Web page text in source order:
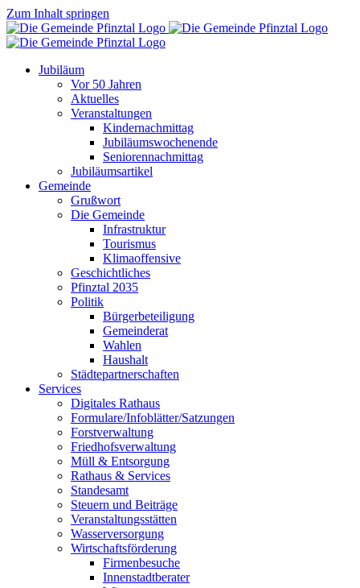
Zum Inhalt springen
Jubiläum
Vor 50 Jahren
Aktuelles
Veranstaltungen
Kindernachmittag
Jubiläumswochenende
Seniorennachmittag
Jubiläumsartikel
Gemeinde
Grußwort
Die Gemeinde
Infrastruktur
Tourismus
Klimaoffensive
Geschichtliches
Pfinztal 2035
Politik
Bürgerbeteiligung
Gemeinderat
Wahlen
Haushalt
Städtepartnerschaften
Services
Digitales Rathaus
Formulare/Infoblätter/Satzungen
Forstverwaltung
Friedhofsverwaltung
Müll & Entsorgung
Rathaus & Services
Standesamt
Steuern und Beiträge
Veranstaltungsstätten
Wasserversorgung
Wirtschaftsförderung
Firmenbesuche
Innenstadtberater